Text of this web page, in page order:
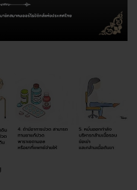
าโดยแพทย์ได้โดยการปฏิบัติ